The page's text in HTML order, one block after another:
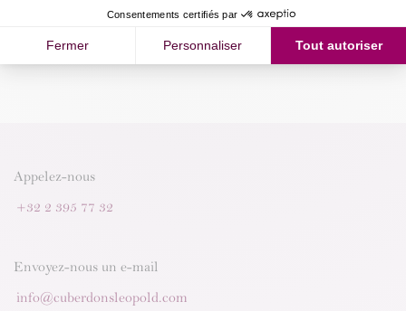
Conditions générales
Appelez-nous
+32 2 395 77 32
Envoyez-nous un e-mail
info@cuberdonsleopold.com